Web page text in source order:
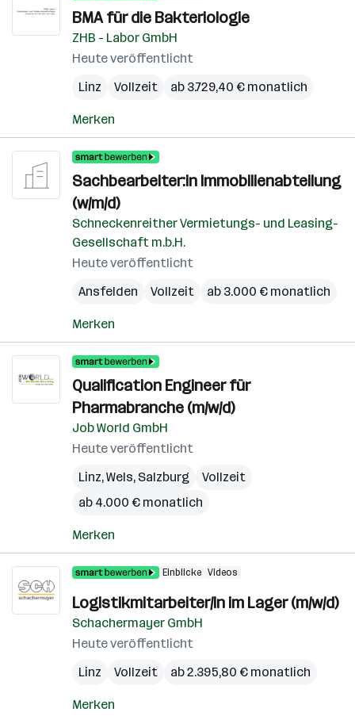
BMA für die Bakteriologie
ZHB - Labor GmbH
Heute veröffentlicht
Linz
Vollzeit ab 3.729,40 € monatlich
Merken
Sachbearbeiter:in Immobilienabteilung
(w/m/d)
Schneckenreither Vermietungs- und Leasing-
Gesellschaft m.b.H.
Heute veröffentlicht
Ansfelden
Vollzeit ab 3.000 € monatlich
Merken
Qualification Engineer für
Pharmabranche (m/w/d)
Job World GmbH
Heute veröffentlicht
Linz,Wels, Salzburg
Vollzeit
ab 4.000 € monatlich
Merken
Einblicke Videos
Logistikmitarbeiter/in im Lager (m/w/d)
Schachermayer GmbH
Heute veröffentlicht
Linz
Vollzeit ab 2.395,80 € monatlich
Merken